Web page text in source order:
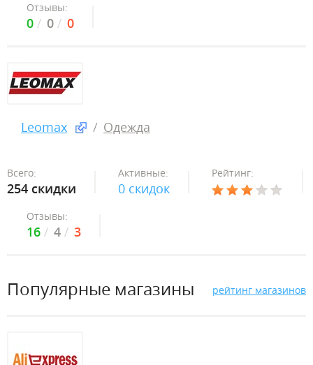
Отзывы:
0 0 0
Leomax Одежда
Всего:
254 скидки
Активные:
0 скидок
Рейтинг:
Отзывы:
16 4 3
Популярные магазины рейтинг магазинов